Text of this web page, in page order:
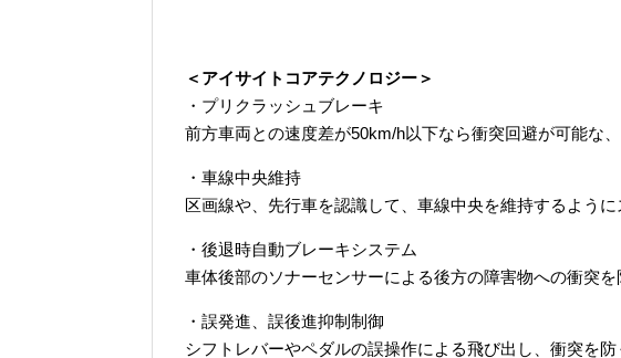
＜アイサイトコアテクノロジー＞
・プリクラッシュブレーキ
前方車両との速度差が50km/h以下なら衝突回避が可能な
・車線中央維持
区画線や、先行車を認識して、車線中央を維持するよう
・後退時自動ブレーキシステム
車体後部のソナーセンサーによる後方の障害物への衝突を
・誤発進、誤後進抑制制御
シフトレバーやペダルの誤操作による飛び出し、衝突を防